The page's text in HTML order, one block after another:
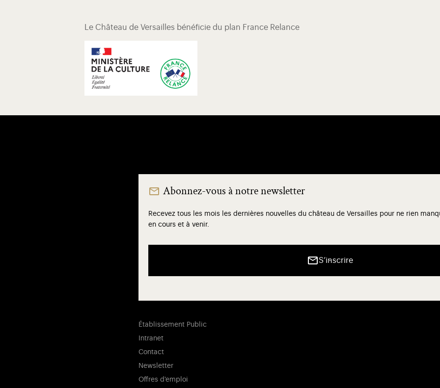
Le Château de Versailles bénéficie du plan France Relance
Abonnez-vous à notre newsletter
Recevez tous les mois les dernières nouvelles du château de Versailles pour ne rien
en cours et à venir.
S’inscrire
Établissement Public
Intranet
Contact
Newsletter
Offres d'emploi